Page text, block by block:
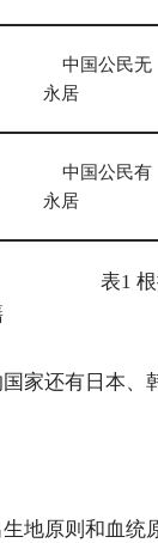
中国公民无
永居
中国公民有
永居
孩子出
家还有日本、
地原则和血统